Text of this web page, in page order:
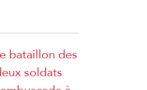
bataillon des
soldats